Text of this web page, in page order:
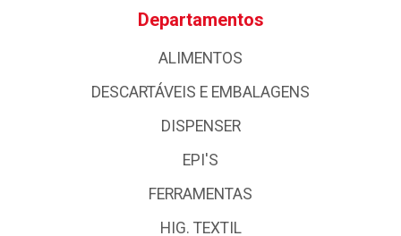
Departamentos
ALIMENTOS
DESCARTÁVEIS E EMBALAGENS
DISPENSER
EPI'S
FERRAMENTAS
HIG. TEXTIL